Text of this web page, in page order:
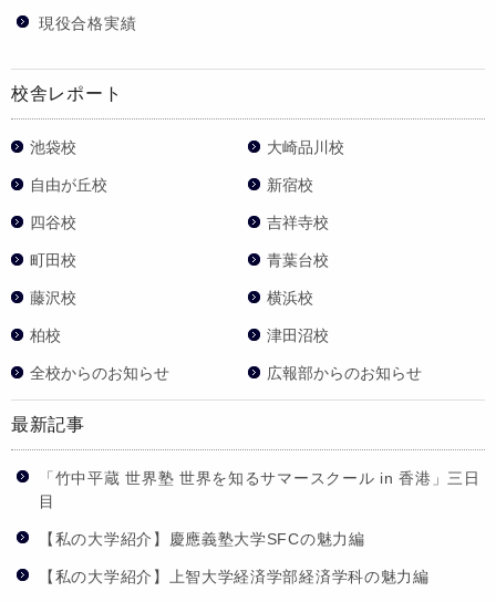
現役合格実績
校舎レポート
池袋校 大崎品川校
自由が丘校 新宿校
四谷校 吉祥寺校
町田校 青葉台校
藤沢校 横浜校
柏校 津田沼校
全校からのお知らせ 広報部からのお知らせ
最新記事
「竹中平蔵 世界塾 世界を知るサマースクール in 香港」三日
目
【私の大学紹介】慶應義塾大学SFCの魅力編
【私の大学紹介】上智大学経済学部経済学科の魅力編